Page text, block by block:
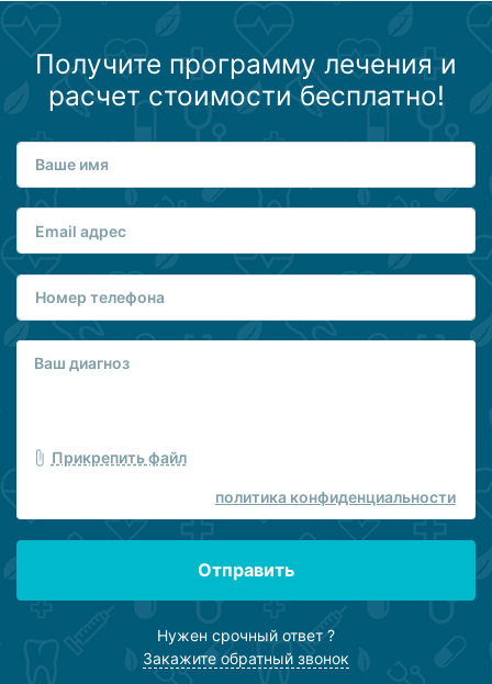
Получите программу лечения и
расчет стоимости бесплатно!
Прикрепить файл
политика конфиденциальности
Отправить
Нужен срочный ответ ?
Закажите обратный звонок